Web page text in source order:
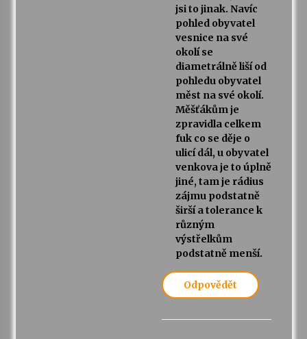
jsi to jinak. Navíc
pohled obyvatel
vesnice na své
okolí se
diametrálně liší od
pohledu obyvatel
měst na své okolí.
Měšťákům je
zpravidla celkem
fuk co se děje o
ulicí dál, u obyvatel
venkova je to úplně
jiné, tam je rádius
zájmu podstatně
širší a tolerance k
různým
výstřelkům
podstatně menší.
Odpovědět